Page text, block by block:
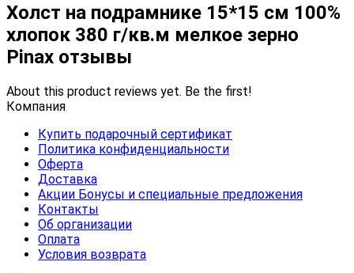
Холст на подрамнике 15*15 см 100%
хлопок 380 г/кв.м мелкое зерно
Pinax отзывы
About this product reviews yet. Be the first!
Компания
Купить подарочный сертификат
Политика конфиденциальности
Оферта
Доставка
Акции Бонусы и специальные предложения
Контакты
Об организации
Оплата
Условия возврата